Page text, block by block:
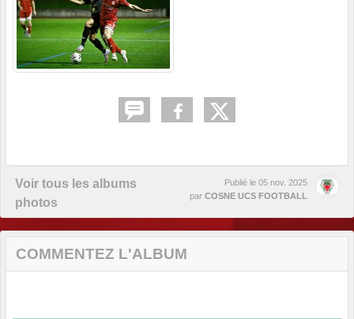
Voir tous les albums
photos
Publié le 05 nov. 2025
par COSNE UCS FOOTBALL
COMMENTEZ L'ALBUM